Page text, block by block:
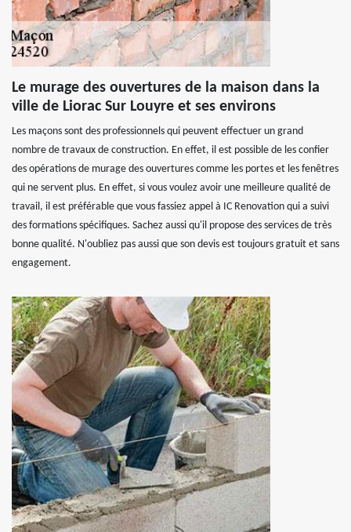
Le murage des ouvertures de la maison dans la
ville de Liorac Sur Louyre et ses environs
Les maçons sont des professionnels qui peuvent effectuer un grand
nombre de travaux de construction. En effet, il est possible de les confier
des opérations de murage des ouvertures comme les portes et les fenêtres
qui ne servent plus. En effet, si vous voulez avoir une meilleure qualité de
travail, il est préférable que vous fassiez appel à IC Renovation qui a suivi
des formations spécifiques. Sachez aussi qu'il propose des services de très
bonne qualité. N'oubliez pas aussi que son devis est toujours gratuit et sans
engagement.